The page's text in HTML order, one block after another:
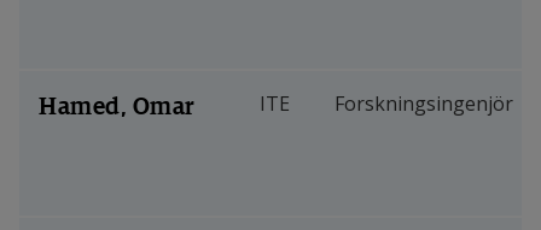
Hamed, Omar ITE Forskningsingenjör